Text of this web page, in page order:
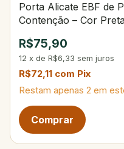
Porta Alicate EBF de
Contenção – Cor
R$75,90
12 x de R$6,33 sem juros
R$72,11 com Pix
Restam apenas 2 em